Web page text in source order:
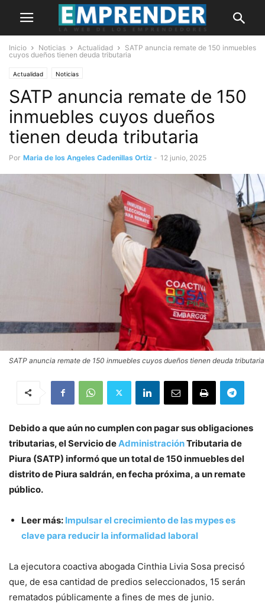
Inicio Noticias Actualidad
SATP anuncia remate de 150 inmuebles
cuyos dueños tienen deuda tributaria
Actualidad Noticias
SATP anuncia remate de 150
inmuebles cuyos dueños
tienen deuda tributaria
Por Maria de los Angeles Cadenillas Ortiz - 12 junio, 2025
SATP anuncia remate de 150 inmuebles cuyos dueños tienen deuda tributaria
Debido a que aún no cumplen con pagar sus obligaciones
tributarias, el Servicio deAdministraciónTributaria de
Piura (SATP) informó que un total de 150 inmuebles del
distrito de Piura saldrán, en fecha próxima, a un remate
público.
Leer más: Impulsar el crecimiento de las mypes es
clave para reducir la informalidad laboral
La ejecutora coactiva abogada Cinthia Livia Sosa precisó
que, de esa cantidad de predios seleccionados, 15 serán
rematados públicamente a fines de mes de junio.